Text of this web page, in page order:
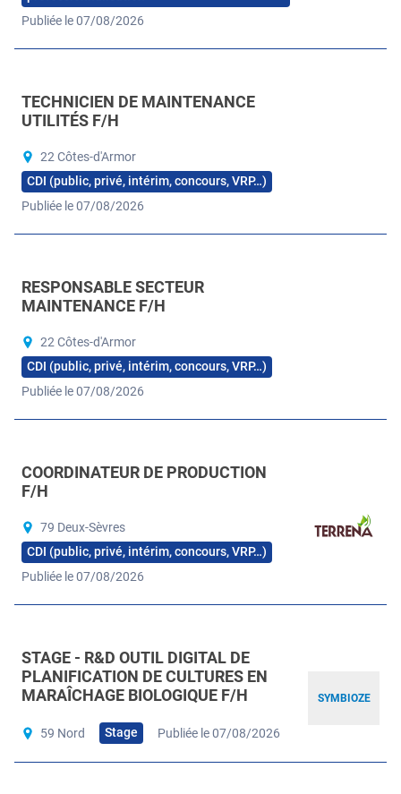
Publiée le 07/08/2026
TECHNICIEN DE MAINTENANCE
UTILITÉS F/H
22 Côtes-d'Armor
CDI (public, privé, intérim, concours, VRP…)
Publiée le 07/08/2026
RESPONSABLE SECTEUR
MAINTENANCE F/H
22 Côtes-d'Armor
CDI (public, privé, intérim, concours, VRP…)
Publiée le 07/08/2026
COORDINATEUR DE PRODUCTION
F/H
79 Deux-Sèvres
CDI (public, privé, intérim, concours, VRP…)
Publiée le 07/08/2026
SYMBIOZE
STAGE - R&D OUTIL DIGITAL DE
PLANIFICATION DE CULTURES EN
MARAÎCHAGE BIOLOGIQUE F/H
59 Nord Stage Publiée le 07/08/2026